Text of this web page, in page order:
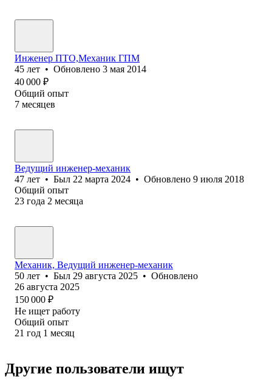
Инженер ПТО,Механик ГПМ
45 лет • Обновлено 3 мая 2014
40 000 ₽
Общий опыт
7 месяцев
Ведущий инженер-механик
47 лет • Был 22 марта 2024 • Обновлено 9 июля 2018
Общий опыт
23 года 2 месяца
Механик, Ведущий инженер-механик
50 лет • Был 29 августа 2025 • Обновлено
26 августа 2025
150 000 ₽
Не ищет работу
Общий опыт
21 год 1 месяц
Другие пользователи ищут